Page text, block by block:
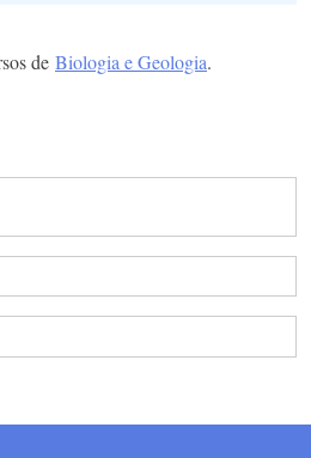
de Biologia e Geologia.